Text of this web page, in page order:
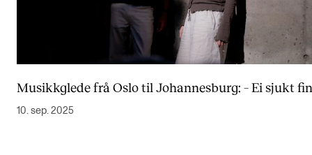
Musikkglede frå Oslo til Johannesburg: – Ei sjukt
10. sep. 2025